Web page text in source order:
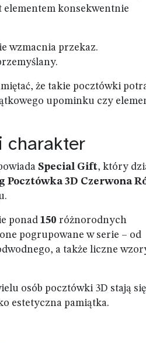
elementem konsekwentnie
wzmacnia przekaz.
że takie pocztówki
upominku czy
charakter
Special Gift, który
Pocztówka 3D Czerwona
ponad 150 różnorodnych
pogrupowane w serie – od
a także liczne
osób pocztówki 3D stają
estetyczna pamiątka.